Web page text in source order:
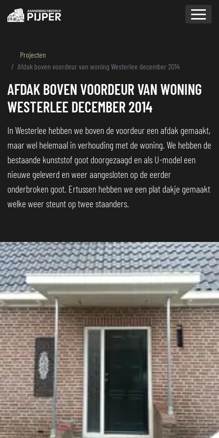
Projecten
Afdak boven voordeur van woning Westerlee december 2014
AFDAK BOVEN VOORDEUR VAN WONING
WESTERLEE DECEMBER 2014
In Westerlee hebben we boven de voordeur een afdak gemaakt,
maar wel helemaal in verhouding met de woning. We hebben de
bestaande kunststof goot doorgezaagd en als U-model een
nieuwe geleverd en weer aangesloten op de eerder
onderbroken goot. Ertussen hebben we een plat dakje gemaakt
welke weer steunt op twee staanders.